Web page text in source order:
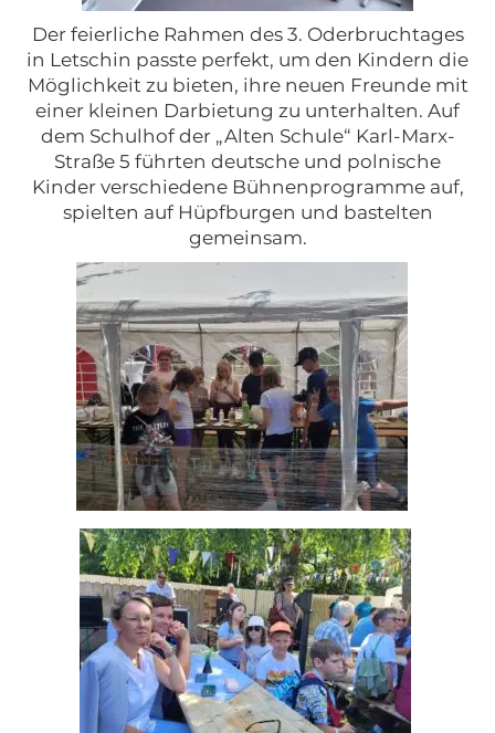
Der feierliche Rahmen des 3. Oderbruchtages
in Letschin passte perfekt, um den Kindern die
Möglichkeit zu bieten, ihre neuen Freunde mit
einer kleinen Darbietung zu unterhalten. Auf
dem Schulhof der „Alten Schule“ Karl-Marx-
Straße 5 führten deutsche und polnische
Kinder verschiedene Bühnenprogramme auf,
spielten auf Hüpfburgen und bastelten
gemeinsam.